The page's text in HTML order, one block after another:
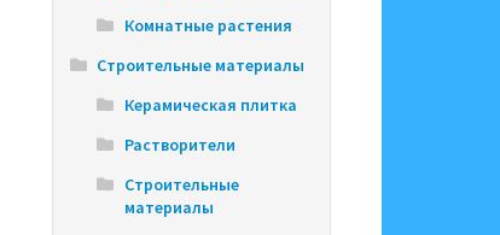
Комнатные растения
Строительные материалы
Керамическая плитка
Растворители
Строительные
материалы